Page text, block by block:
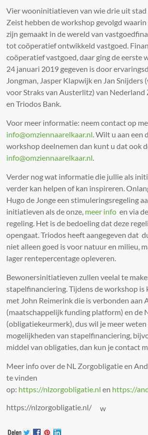
Vier wooninitiatieven van wie drie uit
Zeist hebben de workshop gevolgd
zijn gemaakt in de wereld van
tot coöperatief ontwikkeld vastgoed.
coöperatief vastgoed, daar ging de eerste
24 januari 2019 gegeven is door
Jongman, Jasper Klapwijk en Jan
voor Straks van Austerlitz) van Nederland
en Triodos Bank.
Voor meer informatie: neem contact op
info@omziennaarelkaar.nl. Wilt u aan een
workshop deelnemen dan kunt u dat ook
info@omziennaarelkaar.nl.
Verder nog wat informatie die jullie als
verder kan helpen of kan inspireren.
Hugo de Jonge een stimuleringsregeling
initiatieven als de onze, meer info en via
regeling. Het is de bedoeling dat deze
opengaat. Triodos heeft aangegeven dat
niet alleen goed is voor natuur en milieu,
lager rentepercentage opleveren.
Bewonersinitiatieven zullen veelal te
stapelfinanciering. Tijdens de workshop is
met John Reimerink die is verbonden aan
(maatschappelijk funding platform) en de
(obligatiekeurmerk), dus wil je meer weten
mogelijkheden van stapelfinanciering,
middel van obligaties, dan kun je contact
Meer info over de NL Zorgobligatie en
te vinden
op: https://nlzorgobligatie.nl en https://
https://nlzorgobligatie.nl/
w